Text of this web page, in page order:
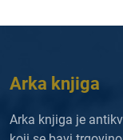
Arka knjiga
Arka knjiga je